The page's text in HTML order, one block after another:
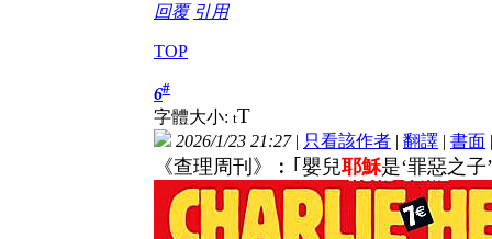
回覆 引用
TOP
6#
字體大小: tT
2026/1/23 21:27| 只看該作者 | 翻譯 | 書面
《查理周刊》︰｢嬰兒耶穌是‘罪惡之